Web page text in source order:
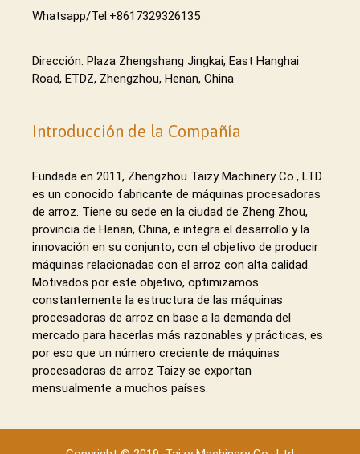
Whatsapp/Tel:+8617329326135
Dirección: Plaza Zhengshang Jingkai, East Hanghai
Road, ETDZ, Zhengzhou, Henan, China
Introducción de la Compañía
Fundada en 2011, Zhengzhou Taizy Machinery Co., LTD
es un conocido fabricante de máquinas procesadoras
de arroz. Tiene su sede en la ciudad de Zheng Zhou,
provincia de Henan, China, e integra el desarrollo y la
innovación en su conjunto, con el objetivo de producir
máquinas relacionadas con el arroz con alta calidad.
Motivados por este objetivo, optimizamos
constantemente la estructura de las máquinas
procesadoras de arroz en base a la demanda del
mercado para hacerlas más razonables y prácticas, es
por eso que un número creciente de máquinas
procesadoras de arroz Taizy se exportan
mensualmente a muchos países.